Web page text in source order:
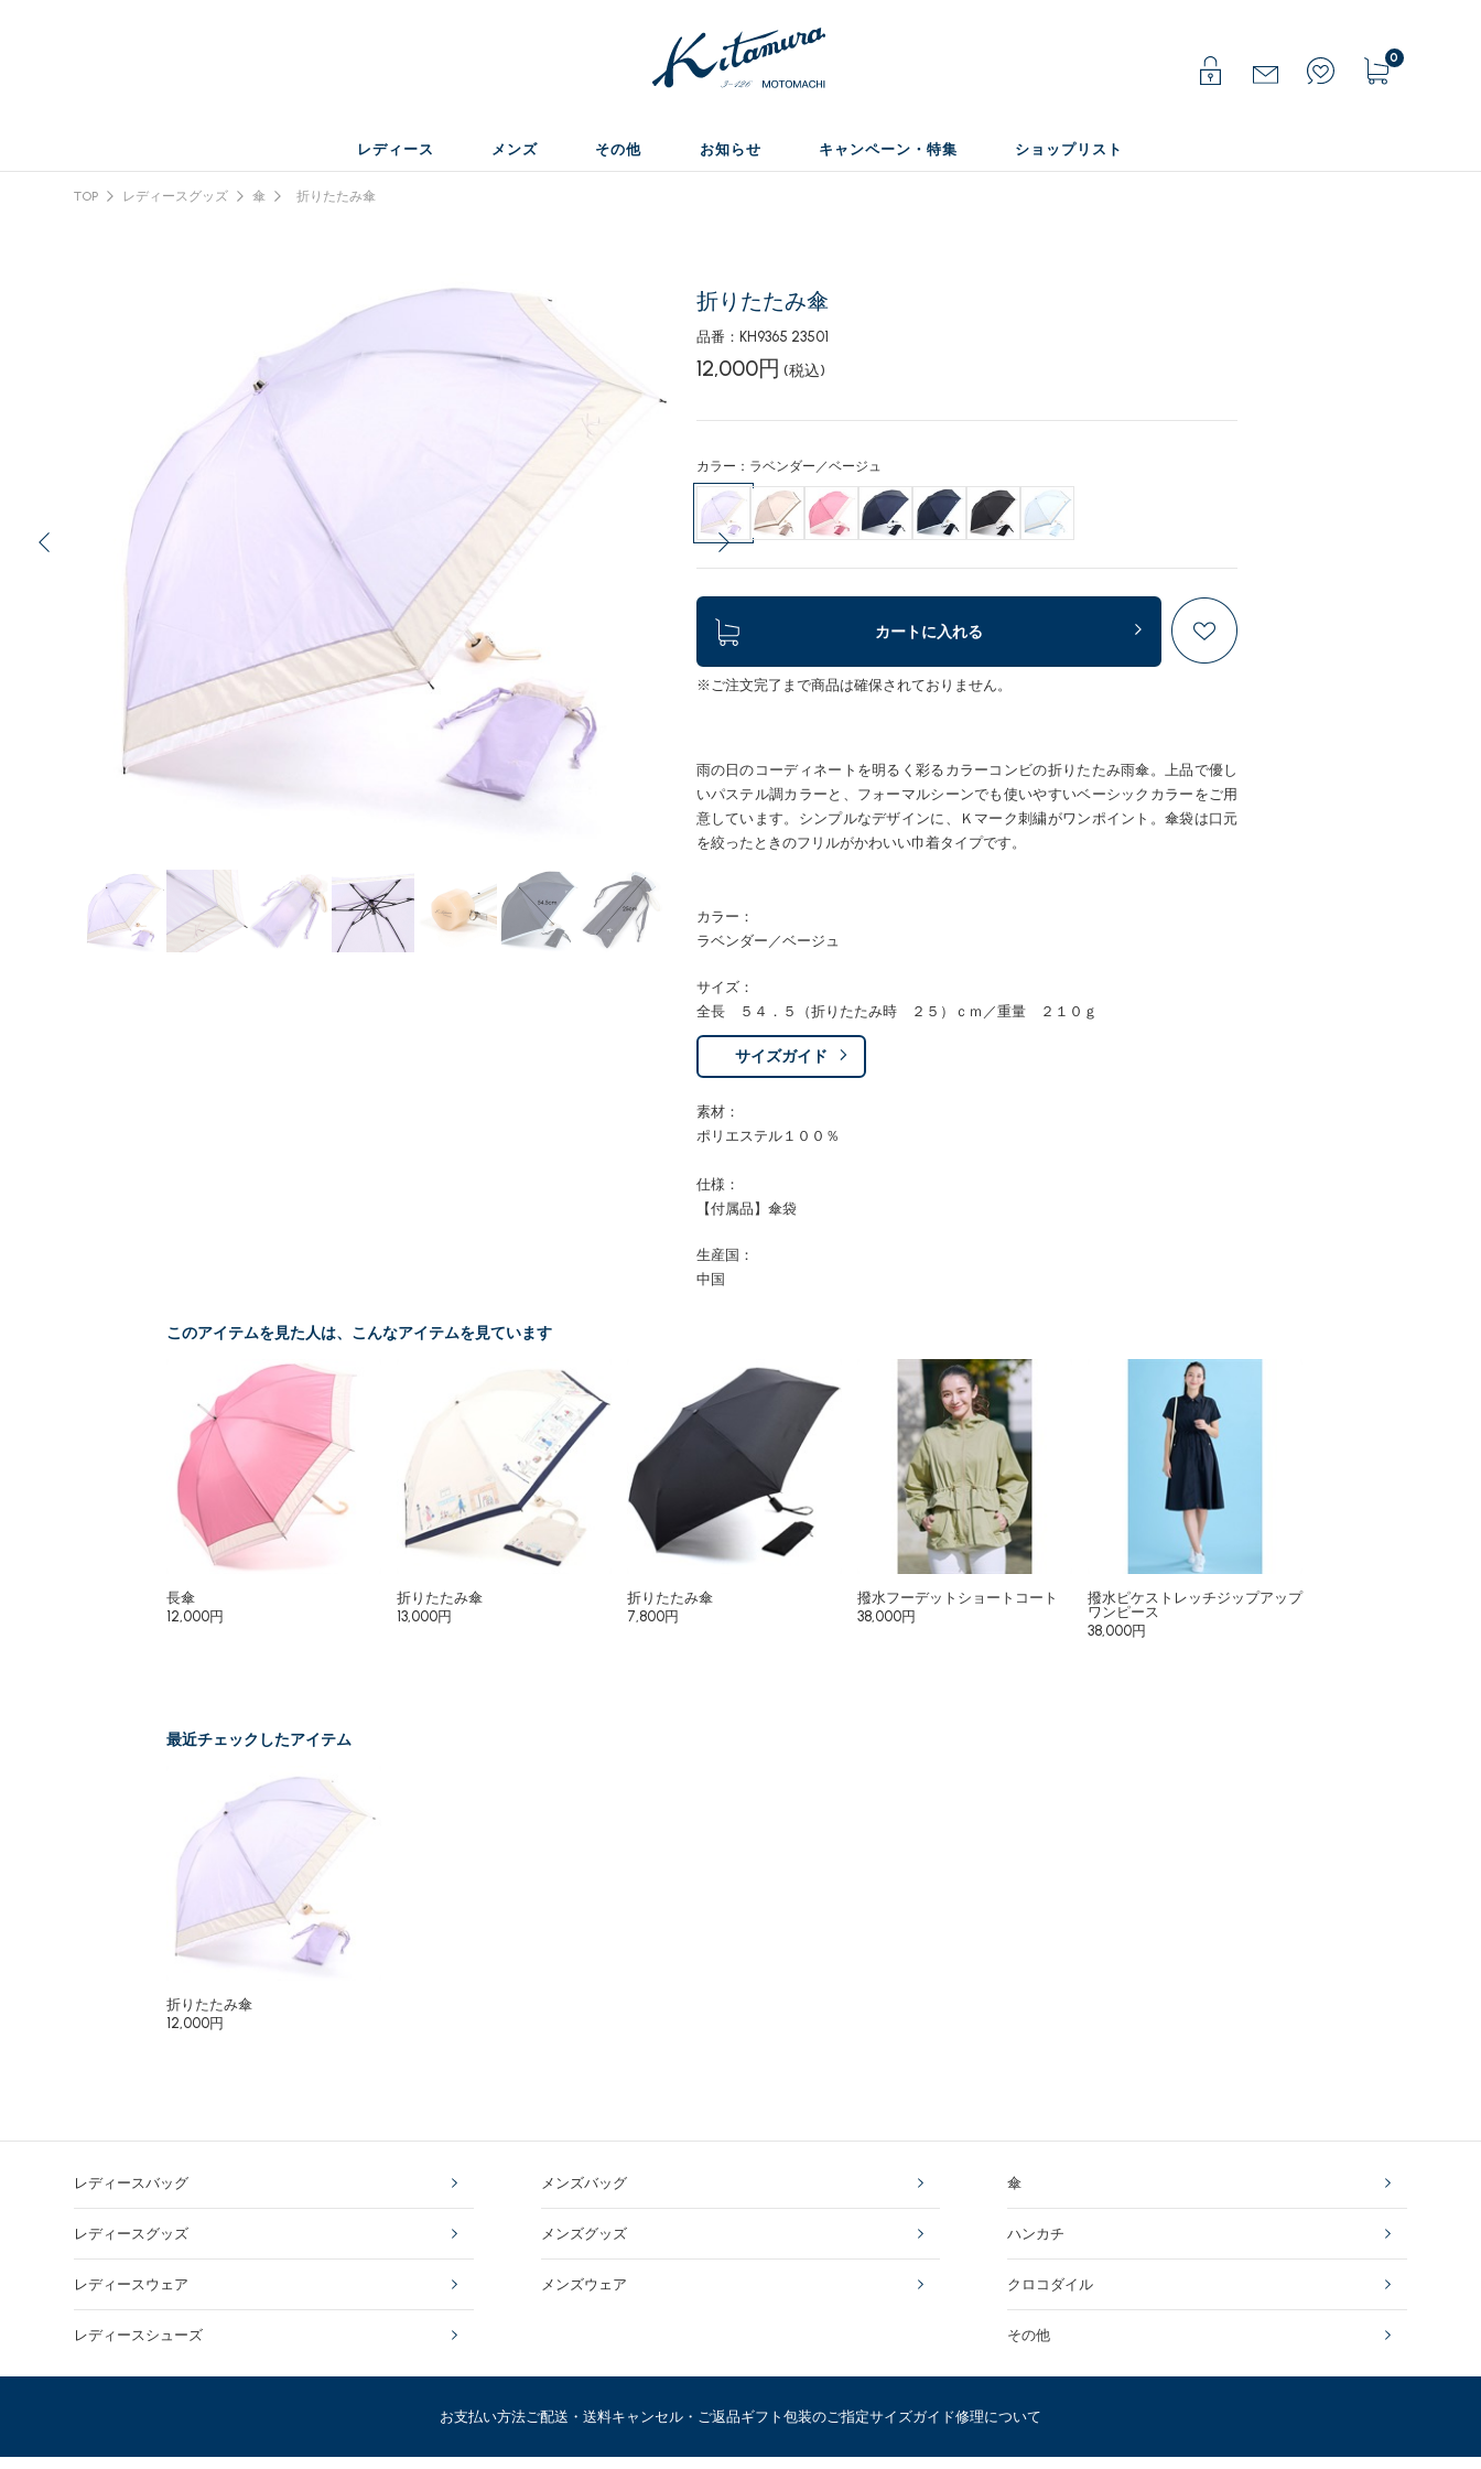
0
レディース メンズ その他 お知らせ キャンペーン・特集 ショップリスト
TOP レディースグッズ 傘 折りたたみ傘
折りたたみ傘
品番：KH9365 23501
12,000円 (税込)
カラー：ラベンダー／ベージュ
カートに入れる
※ご注文完了まで商品は確保されておりません。
雨の日のコーディネートを明るく彩るカラーコンビの折りたたみ雨傘。上品で優し
いパステル調カラーと、フォーマルシーンでも使いやすいベーシックカラーをご用
意しています。シンプルなデザインに、Ｋマーク刺繍がワンポイント。傘袋は口元
を絞ったときのフリルがかわいい巾着タイプです。
カラー：
ラベンダー／ベージュ
サイズ：
全長 ５４．５（折りたたみ時 ２５）ｃｍ／重量 ２１０ｇ
サイズガイド
素材：
ポリエステル１００％
仕様：
【付属品】傘袋
生産国：
中国
このアイテムを見た人は、こんなアイテムを見ています
長傘
12,000円
折りたたみ傘
13,000円
折りたたみ傘
7,800円
撥水フーデットショートコート
38,000円
撥水ピケストレッチジップアップ
ワンピース
38,000円
最近チェックしたアイテム
折りたたみ傘
12,000円
レディースバッグ
レディースグッズ
レディースウェア
レディースシューズ
メンズバッグ
メンズグッズ
メンズウェア
傘
ハンカチ
クロコダイル
その他
お支払い方法ご配送・送料キャンセル・ご返品ギフト包装のご指定サイズガイド修理について